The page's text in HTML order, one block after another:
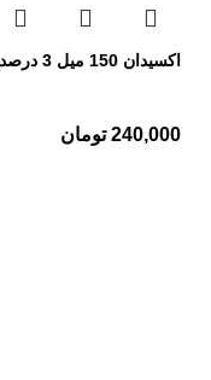
اکسیدان 150 میل 3 درصد ویتااِل
240,000 تومان